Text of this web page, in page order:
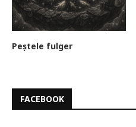
Peștele fulger
FACEBOOK